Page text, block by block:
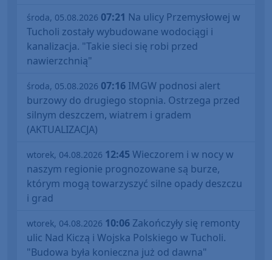
środa, 05.08.2026 07:21 Na ulicy Przemysłowej w
Tucholi zostały wybudowane wodociągi i
kanalizacja. "Takie sieci się robi przed
nawierzchnią"
środa, 05.08.2026 07:16 IMGW podnosi alert
burzowy do drugiego stopnia. Ostrzega przed
silnym deszczem, wiatrem i gradem
(AKTUALIZACJA)
wtorek, 04.08.2026 12:45 Wieczorem i w nocy w
naszym regionie prognozowane są burze,
którym mogą towarzyszyć silne opady deszczu
i grad
wtorek, 04.08.2026 10:06 Zakończyły się remonty
ulic Nad Kiczą i Wojska Polskiego w Tucholi.
"Budowa była konieczna już od dawna"